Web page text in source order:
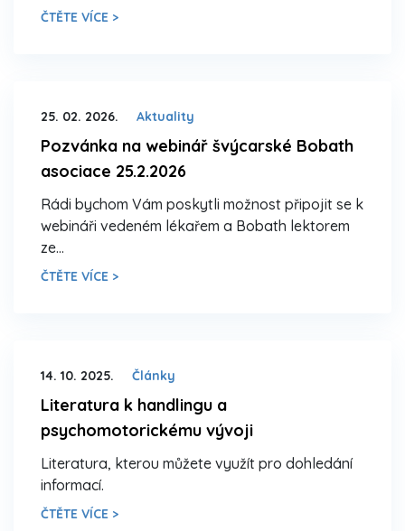
ČTĚTE VÍCE >
25. 02. 2026. Aktuality
Pozvánka na webinář švýcarské Bobath
asociace 25.2.2026
Rádi bychom Vám poskytli možnost připojit se k
webináři vedeném lékařem a Bobath lektorem
ze…
ČTĚTE VÍCE >
14. 10. 2025. Články
Literatura k handlingu a
psychomotorickému vývoji
Literatura, kterou můžete využít pro dohledání
informací.
ČTĚTE VÍCE >